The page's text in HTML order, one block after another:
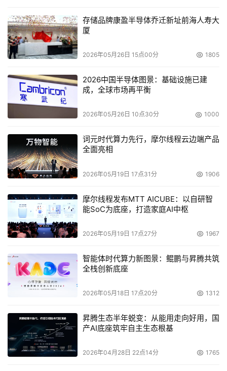
存储品牌康盈半导体乔迁新址前海人寿大
厦
2026年05月26日 15点00分 1805
2026中国半导体图景：基础设施已建
成，全球市场再平衡
2026年05月26日 10点30分 1000
词元时代算力先行，摩尔线程云边端产品
全面亮相
2026年05月19日 17点31分 1906
摩尔线程发布MTT AICUBE：以自研智
能SoC为底座，打造家庭AI中枢
2026年05月19日 17点27分 1967
智能体时代算力新图景：鲲鹏与昇腾共筑
全栈创新底座
2026年05月18日 17点20分 1312
昇腾生态半年蜕变：从能用走向好用，国
产AI底座筑牢自主生态根基
2026年04月28日 22点14分 1765